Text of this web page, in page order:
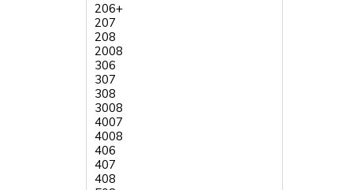
206+
207
208
2008
306
307
308
3008
4007
4008
406
407
408